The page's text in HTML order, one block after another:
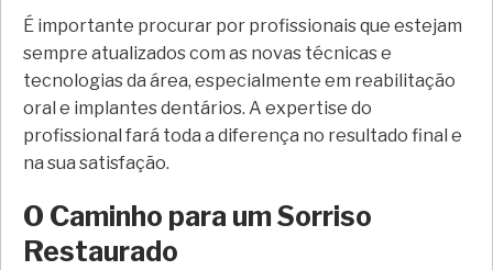
É importante procurar por profissionais que estejam
sempre atualizados com as novas técnicas e
tecnologias da área, especialmente em reabilitação
oral e implantes dentários. A expertise do
profissional fará toda a diferença no resultado final e
na sua satisfação.
O Caminho para um Sorriso
Restaurado